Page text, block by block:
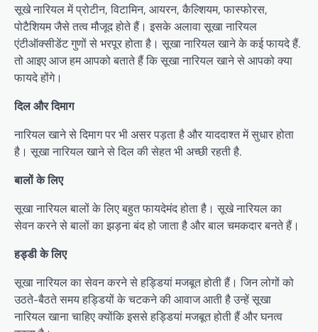
सूखे नारियल में प्रोटीन, विटामिन, आयरन, कैल्शियम, फास्फोरस,
पोटैशियम जैसे तत्व मौजूद होते हैं। इसके अलावा सूखा नारियल
एंटीऑक्सीडेंट गुणों से भरपूर होता है। सूखा नारियल खाने के कई फायदे हैं.
तो आइए आज हम आपको बताते हैं कि सूखा नारियल खाने से आपको क्या
फायदे होंगे।
दिल और दिमाग
नारियल खाने से दिमाग पर भी असर पड़ता है और याददाश्त में सुधार होता
है। सूखा नारियल खाने से दिल की सेहत भी अच्छी रहती है.
बालों के लिए
सूखा नारियल बालों के लिए बहुत फायदेमंद होता है। सूखे नारियल का
सेवन करने से बालों का झड़ना बंद हो जाता है और बाल चमकदार बनते हैं।
हड्डी के लिए
सूखा नारियल का सेवन करने से हड्डियां मजबूत होती हैं। जिन लोगों को
उठते-बैठते समय हड्डियों के चटकने की आवाज आती है उन्हें सूखा
नारियल खाना चाहिए क्योंकि इससे हड्डियां मजबूत होती हैं और घनत्व